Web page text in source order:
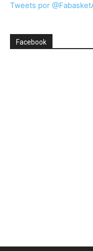
Tweets por
Facebook